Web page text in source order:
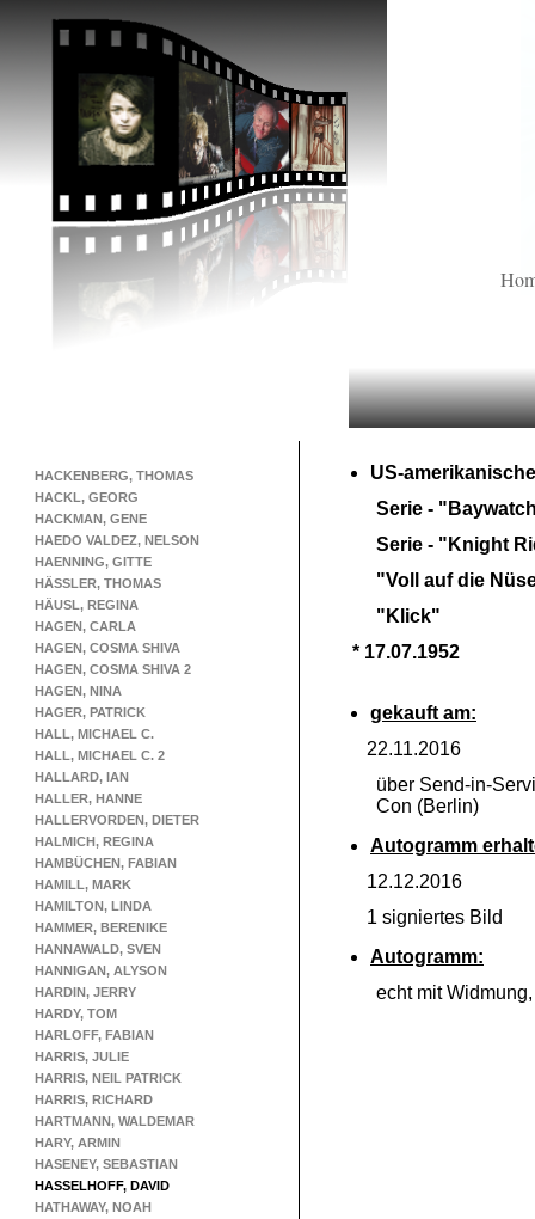
HACKENBERG, THOMAS
HACKL, GEORG
HACKMAN, GENE
HAEDO VALDEZ, NELSON
HAENNING, GITTE
HÄSSLER, THOMAS
HÄUSL, REGINA
HAGEN, CARLA
HAGEN, COSMA SHIVA
HAGEN, COSMA SHIVA 2
HAGEN, NINA
HAGER, PATRICK
HALL, MICHAEL C.
HALL, MICHAEL C. 2
HALLARD, IAN
HALLER, HANNE
HALLERVORDEN, DIETER
HALMICH, REGINA
HAMBÜCHEN, FABIAN
HAMILL, MARK
HAMILTON, LINDA
HAMMER, BERENIKE
HANNAWALD, SVEN
HANNIGAN, ALYSON
HARDIN, JERRY
HARDY, TOM
HARLOFF, FABIAN
HARRIS, JULIE
HARRIS, NEIL PATRICK
HARRIS, RICHARD
HARTMANN, WALDEMAR
HARY, ARMIN
HASENEY, SEBASTIAN
HASSELHOFF, DAVID
HATHAWAY, NOAH
US-
Serie -
Serie - "Knight
"Voll auf die
"Klick"
* 17.07.1952
gekauft am:
22.11.2016
über Send-in-
Con (Berlin)
Autogramm
12.12.2016
1 signiertes Bild
Autogramm:
echt mit